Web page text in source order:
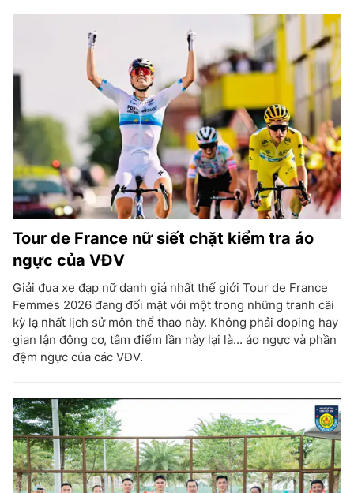
Tour de France nữ siết chặt kiểm tra áo
ngực của VĐV
Giải đua xe đạp nữ danh giá nhất thế giới Tour de France
Femmes 2026 đang đối mặt với một trong những tranh cãi
kỳ lạ nhất lịch sử môn thể thao này. Không phải doping hay
gian lận động cơ, tâm điểm lần này lại là... áo ngực và phần
đệm ngực của các VĐV.